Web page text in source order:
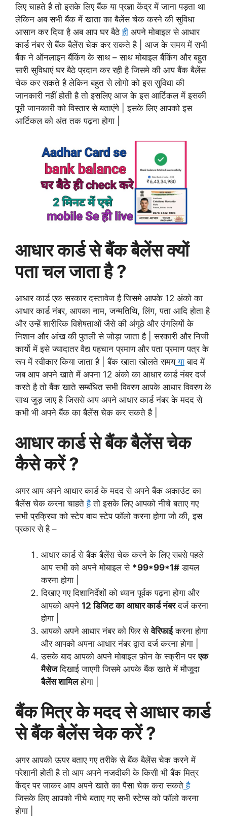
लिए चाहते है तो इसके लिए बैंक या प्रज्ञा केंद्र में जाना पड़ता था
लेकिन अब सभी बैंक में खाता का बैलेंस चेक करने की सुविधा
आसान कर दिया है अब आप घर बैठेही अपने मोबाइल से आधार
कार्ड नंबर से बैंक बैलेंस चेक कर सकते है | आज के समय में सभी
बैंक ने ऑनलाइन बैंकिंग के साथ – साथ मोबाइल बैंकिंग और बहुत
सारी सुविधाएं घर बैठे प्रदान कर रही है जिसमे की आप बैंक बैलेंस
चेक कर सकते है लेकिन बहुत से लोगो को इस सुविधा की
जानकारी नहीं होती है तो इसलिए आज के इस आर्टिकल में इसकी
पूरी जानकारी को विस्तार से बताएंगे | इसके लिए आपको इस
आर्टिकल को अंत तक पढ़ना होगा |
आधार कार्ड से बैंक बैलेंस क्यों
पता चल जाता है ?
आधार कार्ड एक सरकार दस्तावेज है जिसमे आपके 12 अंको का
आधार कार्ड नंबर, आपका नाम, जन्मतिथि, लिंग, पता आदि होता है
और उन्हें शारीरिक विशेषताओं जैसे की अंगूठे और उंगलियों के
निशान और आंख की पुतली से जोड़ा जाता है | सरकारी और निजी
कार्यो में इसे ज्यादातर वैद्य पहचान प्रमाण और पता प्रमाण पत्र के
रूप में स्वीकार किया जाता है | बैंक खाता खोलते समयया बाद में
जब आप अपने खाते में अपना 12 अंको का आधार कार्ड नंबर दर्ज
करते है तो बैंक खाते सम्बंधित सभी विवरण आपके आधार विवरण के
साथ जुड़ जाए है जिससे आप अपने आधार कार्ड नंबर के मदद से
कभी भी अपने बैंक का बैलेंस चेक कर सकते है |
आधार कार्ड से बैंक बैलेंस चेक
कैसे करें ?
अगर आप अपने आधार कार्ड के मदद से अपने बैंक अकाउंट का
बैलेंस चेक करना चाहतेहैतो इसके लिए आपको नीचे बताए गए
सभी प्रक्रिया को स्टेप बाय स्टेप फॉलो करना होगा जो की, इस
प्रकार से है –
आधार कार्ड से बैंक बैलेंस चेक करने के लिए सबसे पहले
आप सभी को अपने मोबाइल से *99*99*1# डायल
करना होगा |
दिखाए गए दिशानिर्देशों को ध्यान पूर्वक पढ़ना होगा और
आपको अपने 12 डिजिट का आधार कार्ड नंबरदर्ज करना
होगा |
आपको अपने आधार नंबर को फिर सेवेरिफाईकरना होगा
और आपको अपना आधार नंबर द्वारा दर्ज करना होगा |
उसके बाद आपको अपने मोबाइल फ़ोन के स्क्रीन परएक
मैसेजदिखाई जाएगी जिसमे आपके बैंक खाते में मौजूदा
बैलेंस शामिलहोगा |
बैंक मित्र के मदद से आधार कार्ड
से बैंक बैलेंस चेक करें ?
अगर आपको ऊपर बताए गए तरीके से बैंक बैलेंस चेक करने में
परेशानी होती है तो आप अपने नजदीकी के किसी भी बैंक मित्र
केंद्र पर जाकर आप अपने खाते का पैसा चेक करा सकते है
जिसके लिए आपको नीचे बताए गए सभी स्टेप्स को फॉलो करना
होगा |